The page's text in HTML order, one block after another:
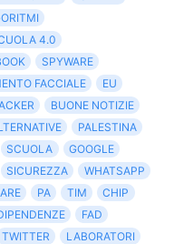
4.0
SPYWARE
FACCIALE
EU
BUONE NOTIZIE
PALESTINA
SCUOLA
GOOGLE
SICUREZZA
WHATSAPP
PA TIM
CHIP
FAD
TWITTER
LABORATORI